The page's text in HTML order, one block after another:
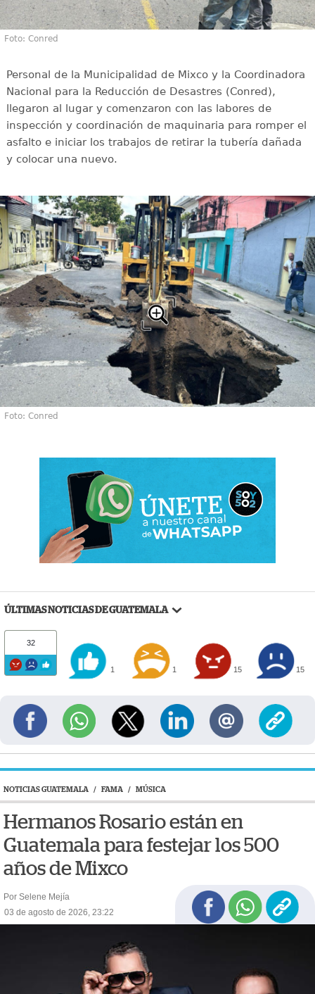
Foto: Conred
Personal de la Municipalidad de Mixco y la Coordinadora
Nacional para la Reducción de Desastres (Conred),
llegaron al lugar y comenzaron con las labores de
inspección y coordinación de maquinaria para romper el
asfalto e iniciar los trabajos de retirar la tubería dañada
y colocar una nuevo.
Foto: Conred
ÚLTIMAS NOTICIAS DE GUATEMALA
32
1 1 15 15
NOTICIAS GUATEMALA / FAMA / MÚSICA
Hermanos Rosario están en
Guatemala para festejar los 500
años de Mixco
Por Selene Mejía
03 de agosto de 2026, 23:22